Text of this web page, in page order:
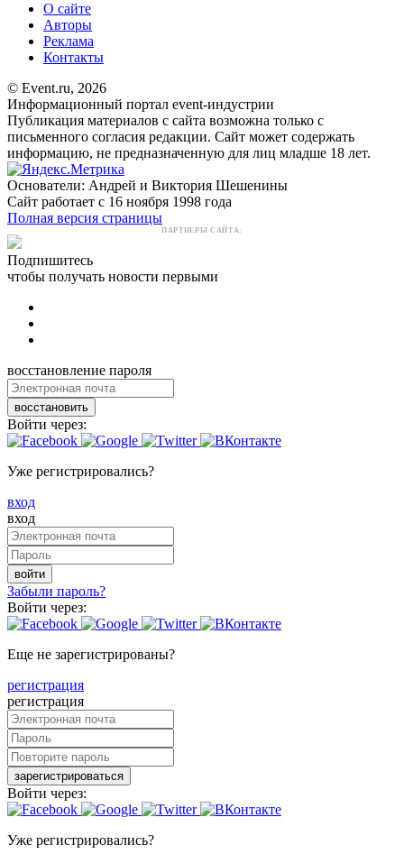
О сайте
Авторы
Реклама
Контакты
© Event.ru, 2026
Информационный портал event-индустрии
Публикация материалов с сайта возможна только с
письменного согласия редакции. Сайт может содержать
информацию, не предназначенную для лиц младше 18 лет.
Основатели: Андрей и Виктория Шешенины
Сайт работает с 16 ноября 1998 года
Полная версия страницы
ПАРТНЕРЫ САЙТА:
Подпишитесь
чтобы получать новости первыми
восстановление пароля
восстановить
Войти через:
Уже регистрировались?
вход
вход
войти
Забыли пароль?
Войти через:
Еще не зарегистрированы?
регистрация
регистрация
зарегистрироваться
Войти через:
Уже регистрировались?